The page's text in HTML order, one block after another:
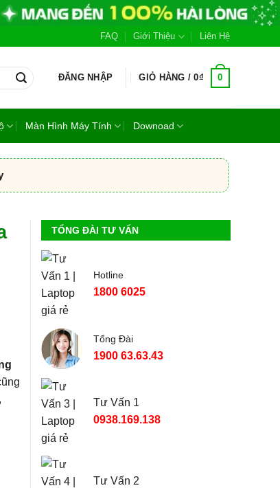
FAQ Giới Thiệu Liên Hệ
ĐĂNG NHẬP GIỎ HÀNG /0₫ 0
Màn Hình Máy Tính Downoad
TỔNG ĐÀI TƯ VẤN
Hotline
1800 6025
Tổng Đài
1900 63.63.43
Tư Vấn 1
0938.169.138
Tư Vấn 2